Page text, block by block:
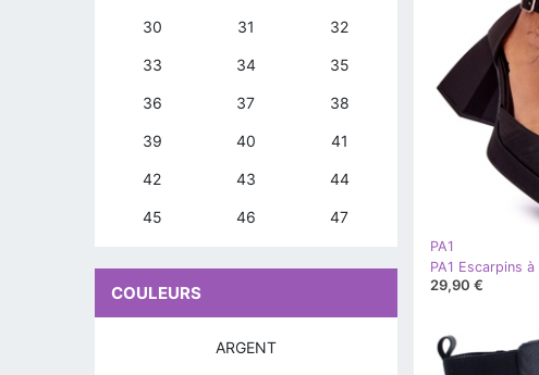
PA1
29,90 €
30 31 32
33 34 35
36 37 38
39 40 41
42 43 44
45 46 47
COULEURS
ARGENT